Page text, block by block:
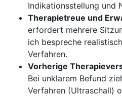
Indikationsstellung und
Therapietreue und
erfordert mehrere
ich bespreche⁤
‌Verfahren.
Vorherige
Bei unklarem Befund
Verfahren​ (Ultraschall)